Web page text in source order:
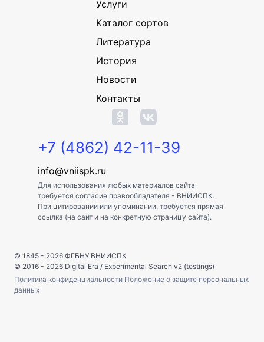
Услуги
Каталог сортов
Литература
История
Новости
Контакты
+7 (4862) 42-11-39
info@vniispk.ru
Для использования любых материалов сайта
требуется согласие правообладателя - ВНИИСПК.
При цитировании или упоминании, требуется прямая
ссылка (на сайт и на конкретную страницу сайта).
© 1845 - 2026 ФГБНУ ВНИИСПК
© 2016 - 2026 Digital Era / Experimental Search v2 (testings)
Политика конфиденциальности Положение о защите персональных
данных